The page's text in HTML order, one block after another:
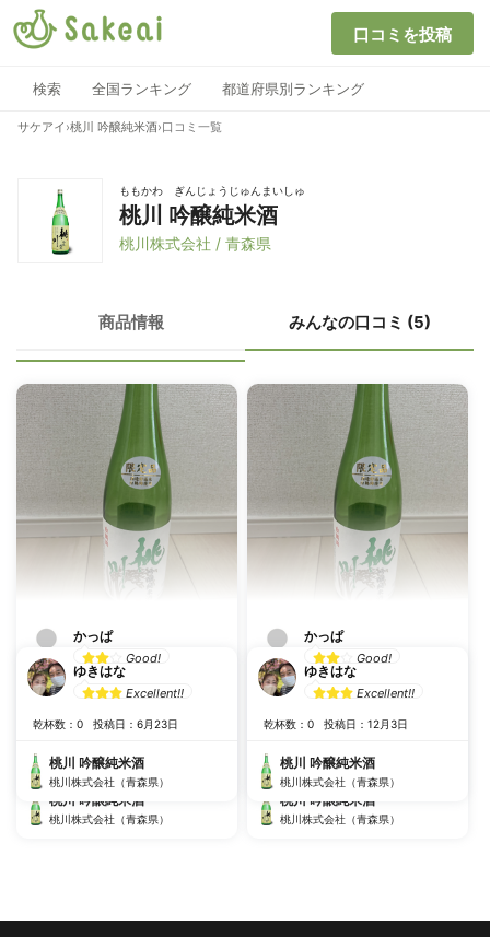
口コミを投稿
検索 全国ランキング 都道府県別ランキング
サケアイ ›桃川 吟醸純米酒›口コミ一覧
ももかわ ぎんじょうじゅんまいしゅ
桃川 吟醸純米酒
桃川株式会社 / 青森県
商品情報 みんなの口コミ (5)
かっぱ
Good!
#舌にピリッと #飲みやすい
#米の旨味 #1人飲みにぴったり
乾杯数：0 投稿日：8月8日
桃川 吟醸純米酒
桃川株式会社（青森県）
かっぱ
Good!
#舌にピリッと #飲みやすい
#米の旨味 #1人飲みにぴったり
乾杯数：0 投稿日：8月8日
桃川 吟醸純米酒
桃川株式会社（青森県）
ゆきはな
Excellent!!
乾杯数：0 投稿日：6月23日
桃川 吟醸純米酒
桃川株式会社（青森県）
ゆきはな
Excellent!!
乾杯数：0 投稿日：12月3日
桃川 吟醸純米酒
桃川株式会社（青森県）